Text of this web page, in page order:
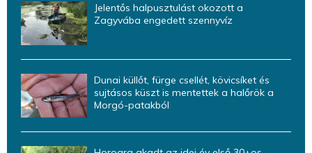
Jelentős halpusztulást okozott a
Zagyvába engedett szennyvíz
Dunai küllőt, fürge csellét, kövicsíket és
sujtásos küszt is mentettek a halőrök a
Morgó-patakból